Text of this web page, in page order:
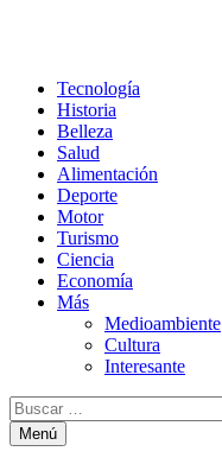
Tecnología
Historia
Belleza
Salud
Alimentación
Deporte
Motor
Turismo
Ciencia
Economía
Más
Medioambiente
Cultura
Interesante
Buscar:
Menú